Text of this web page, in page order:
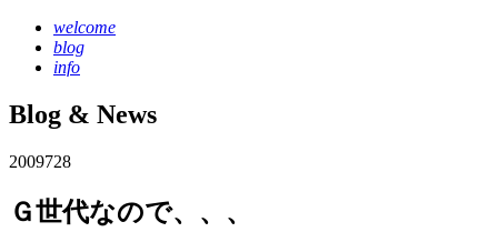
welcome
blog
info
Blog & News
2009728
Ｇ世代なので、、、